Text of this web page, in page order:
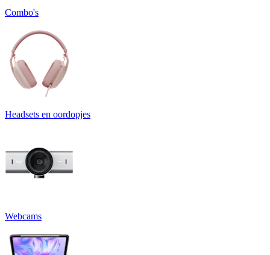
Combo's
Headsets en oordopjes
Webcams